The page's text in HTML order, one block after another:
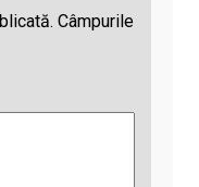
Câmpurile